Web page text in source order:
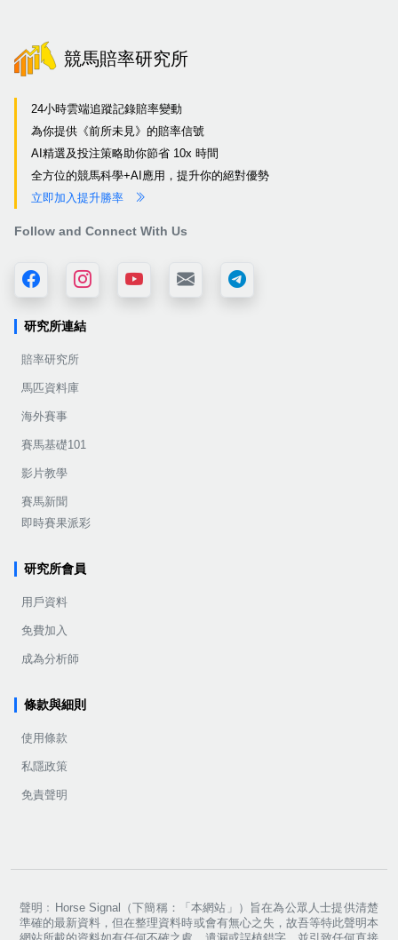
競馬賠率研究所
24小時雲端追蹤記錄賠率變動
為你提供《前所未見》的賠率信號
AI精選及投注策略助你節省 10x 時間
全方位的競馬科學+AI應用，提升你的絕對優勢
立即加入提升勝率
Follow and Connect With Us
研究所連結
賠率研究所
馬匹資料庫
海外賽事
賽馬基礎101
影片教學
賽馬新聞
即時賽果派彩
研究所會員
用戶資料
免費加入
成為分析師
條款與細則
使用條款
私隱政策
免責聲明
聲明﹕Horse Signal（下簡稱：「本網站」）旨在為公眾人士提供清楚
準確的最新資料，但在整理資料時或會有無心之失，故吾等特此聲明本